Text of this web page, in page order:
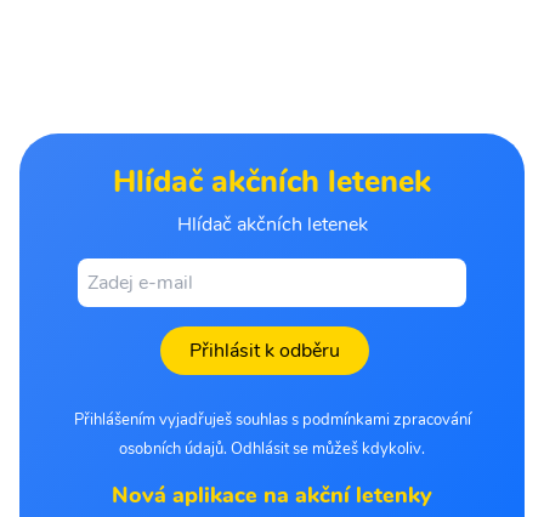
Hlídač akčních letenek
Hlídač akčních letenek
Přihlásit k odběru
Přihlášením vyjadřuješ souhlas s podmínkami zpracování
osobních údajů. Odhlásit se můžeš kdykoliv.
Nová aplikace na akční letenky